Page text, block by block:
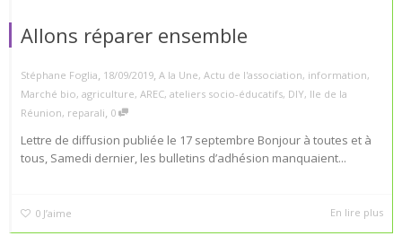
Allons réparer ensemble
Stéphane Foglia, 18/09/2019, A la Une, Actu de l'association, information,
Marché bio, agriculture, AREC, ateliers socio-éducatifs, DIY, Ile de la
Réunion, reparali, 0
Lettre de diffusion publiée le 17 septembre Bonjour à toutes et à
tous, Samedi dernier, les bulletins d’adhésion manquaient...
0 J’aime En lire plus